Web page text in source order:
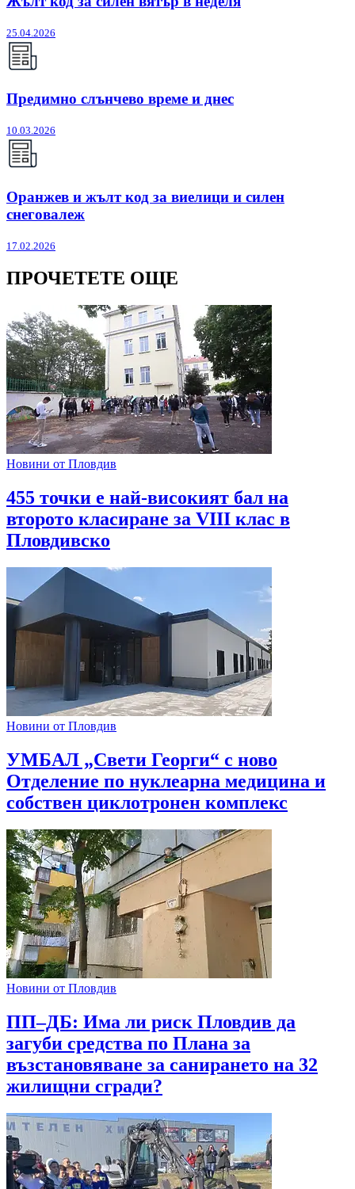
25.04.2026
Предимно слънчево време и днес
10.03.2026
Оранжев и жълт код за виелици и силен
снеговалеж
17.02.2026
ПРОЧЕТЕТЕ ОЩЕ
Новини от Пловдив
455 точки е най-високият бал на
второто класиране за VIII клас в
Пловдивско
Новини от Пловдив
УМБАЛ „Свети Георги“ с ново
Отделение по нуклеарна медицина и
собствен циклотронен комплекс
Новини от Пловдив
ПП–ДБ: Има ли риск Пловдив да
загуби средства по Плана за
възстановяване за санирането на 32
жилищни сгради?